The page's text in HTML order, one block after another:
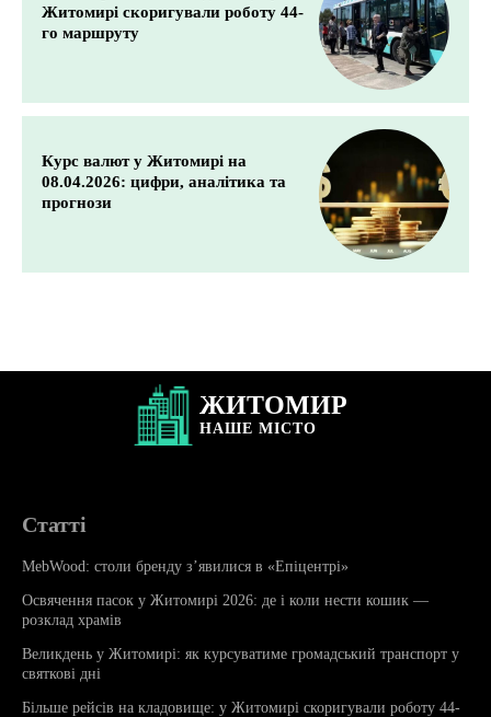
Житомирі скоригували роботу 44-
го маршруту
Курс валют у Житомирі на
08.04.2026: цифри, аналітика та
прогнози
ЖИТОМИР
НАШЕ МІСТО
Статті
MebWood: столи бренду з’явилися в «Епіцентрі»
Освячення пасок у Житомирі 2026: де і коли нести кошик —
розклад храмів
Великдень у Житомирі: як курсуватиме громадський транспорт у
святкові дні
Більше рейсів на кладовище: у Житомирі скоригували роботу 44-